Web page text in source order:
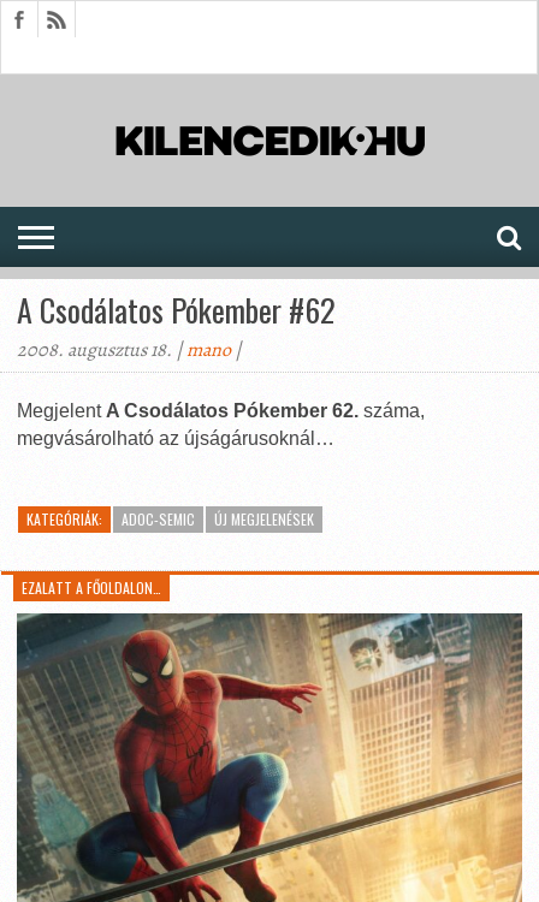
A Csodálatos Pókember #62
2008. augusztus 18. |mano|
MegjelentA Csodálatos Pókember 62. száma,
megvásárolható az újságárusoknál…
KATEGÓRIÁK: ADOC-SEMIC ÚJ MEGJELENÉSEK
EZALATT A FŐOLDALON…